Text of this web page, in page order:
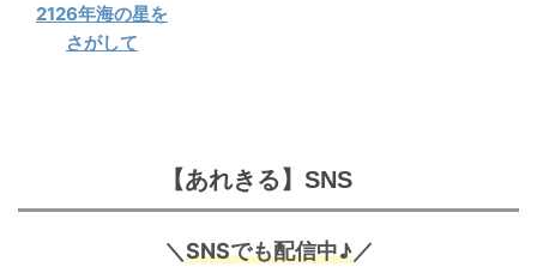
2126年海の星を
さがして
【あれきる】SNS
＼SNSでも配信中♪／